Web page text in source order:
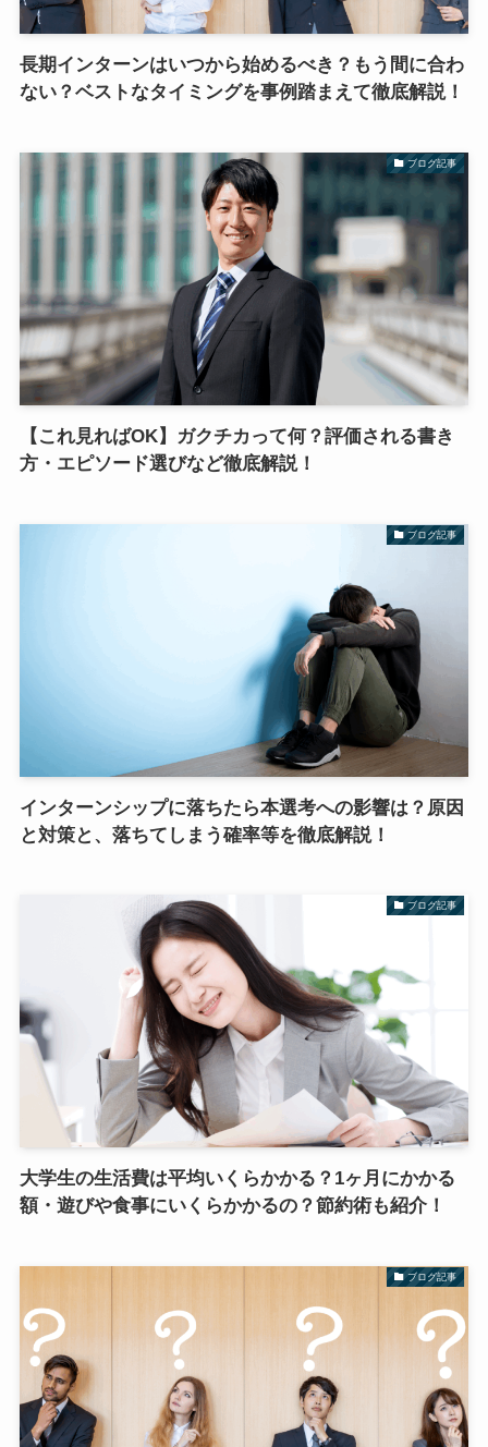
長期インターンはいつから始めるべき？もう間に合わ
ない？ベストなタイミングを事例踏まえて徹底解説！
ブログ記事
【これ見ればOK】ガクチカって何？評価される書き
方・エピソード選びなど徹底解説！
ブログ記事
インターンシップに落ちたら本選考への影響は？原因
と対策と、落ちてしまう確率等を徹底解説！
ブログ記事
大学生の生活費は平均いくらかかる？1ヶ月にかかる
額・遊びや食事にいくらかかるの？節約術も紹介！
ブログ記事